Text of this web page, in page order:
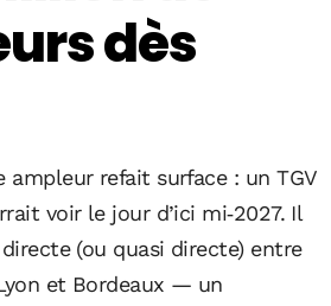
dès
ampleur refait surface : un TGV
voir le jour d’ici mi‑2027. Il
(ou quasi directe) entre
et Bordeaux — un